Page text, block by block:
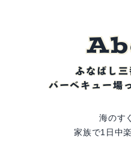
Ab
ふなばし三
バーベキュー場
海のす
家族で1日中